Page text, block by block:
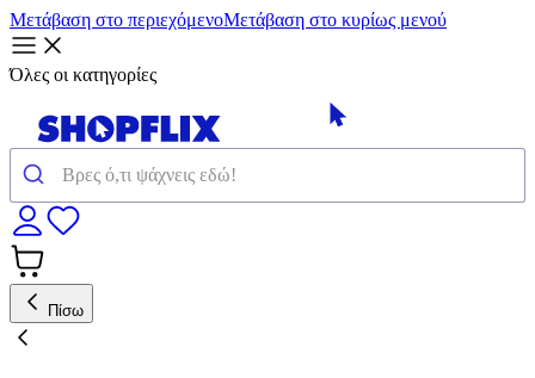
Μετάβαση στο περιεχόμενοΜετάβαση στο κυρίως μενού
Όλες οι κατηγορίες
Πίσω